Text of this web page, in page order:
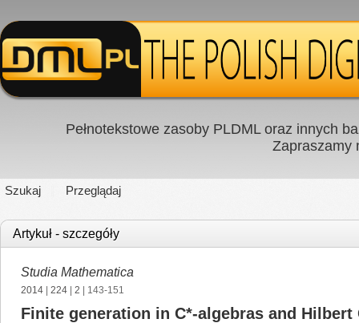
Pełnotekstowe zasoby PLDML oraz innych
Zapraszamy
Szukaj Przeglądaj
Artykuł - szczegóły
Studia Mathematica
2014 224 2 | 143-151
Finite generation in C*-algebras and Hilbert